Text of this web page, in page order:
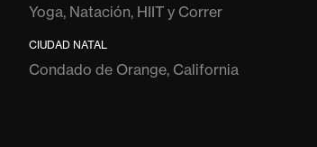
Yoga, Natación, HIIT y Correr
CIUDAD NATAL
Condado de Orange, California